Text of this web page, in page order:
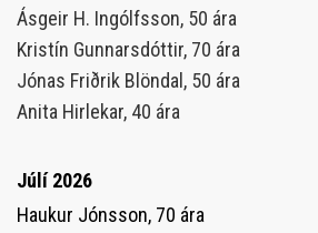
Ásgeir H. Ingólfsson, 50 ára
Kristín Gunnarsdóttir, 70 ára
Jónas Friðrik Blöndal, 50 ára
Anita Hirlekar, 40 ára
Júlí 2026
Haukur Jónsson, 70 ára